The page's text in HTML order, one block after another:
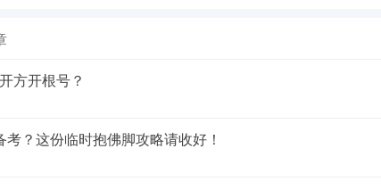
方开根号？
？这份临时抱佛脚攻略请收好！